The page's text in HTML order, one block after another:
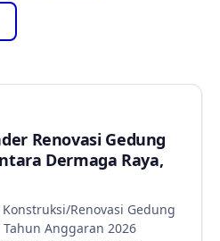
Renovasi Gedung
Dermaga Raya,
Renovasi Gedung
Anggaran 2026